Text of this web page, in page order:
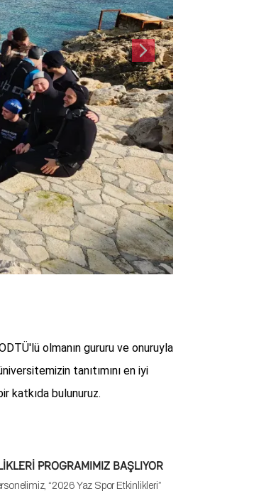
PROGRAMIMIZ BAŞLIYOR
“2026 Yaz Spor Etkinlikleri”
ve heyecan verici spor etkinlikleriyle
hem de formda kalacaksınız.…
PROGRAMI
"Demokrasi ve Milli Birlik Günü"
olduğu saatler aşağıdaki tabloda
opening hours of sports…
PROGRAMI
Haziran - 14 Eylül 2026 tarihleri
2025-2026 BAHAR